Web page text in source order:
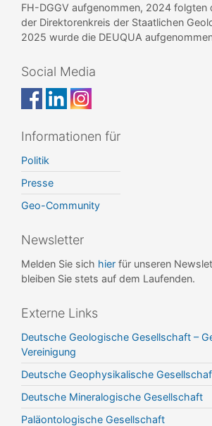
FH-DGGV aufgenommen, 2024 folgten
der Direktorenkreis der Staatlichen
2025 wurde die DEUQUA
Social Media
Informationen für
Politik
Presse
Geo-Community
Newsletter
Melden Sie sich hier für unseren
bleiben Sie stets auf dem Laufenden.
Externe Links
Deutsche Geologische Gesellschaft –
Vereinigung
Deutsche Geophysikalische
Deutsche Mineralogische Gesellschaft
Paläontologische Gesellschaft